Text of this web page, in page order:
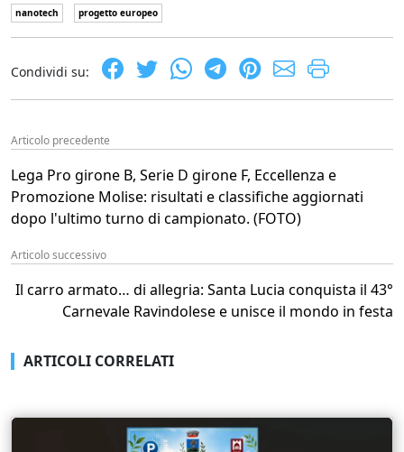
nanotech progetto europeo
Condividi su:
Articolo precedente
Lega Pro girone B, Serie D girone F, Eccellenza e
Promozione Molise: risultati e classifiche aggiornati
dopo l'ultimo turno di campionato. (FOTO)
Articolo successivo
Il carro armato… di allegria: Santa Lucia conquista il 43°
Carnevale Ravindolese e unisce il mondo in festa
ARTICOLI CORRELATI